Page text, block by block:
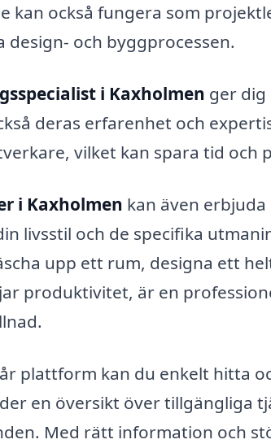
kan också fungera som
design- och byggprocessen.
i Kaxholmen ger dig
deras erfarenhet och
vilket kan spara tid och
i Kaxholmen kan även
livsstil och de specifika
upp ett rum, designa ett
produktivitet, är en
plattform kan du enkelt hitta
en översikt över tillgängliga
Med rätt information och